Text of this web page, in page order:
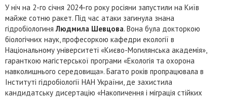
У ніч на 2-го січня 2024-го року росіяни запустили на Київ
майже сотню ракет. Під час атаки загинула знана
гідробіологиняЛюдмила Шевцова. Вона була докторкою
біологічних наук, професоркою кафедри екології в
Національному університеті «Києво-Могилянська академія»,
гаранткою магістерської програми «Екологія та охорона
навколишнього середовища». Багато років пропрацювала в
Інституті гідробіології НАН України, де захистила
кандидатську дисертацію «Накопичення і міграція стійких